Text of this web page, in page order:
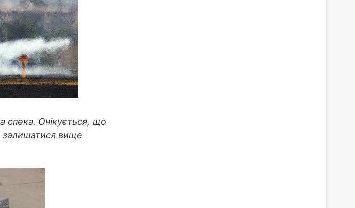
спека. Очікується, що
залишатися вище